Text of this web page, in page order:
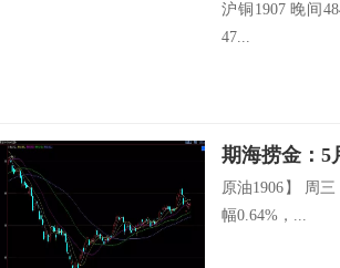
沪铜1907 晚间
47...
期海捞金：5
原油1906】 周
幅0.64%，...